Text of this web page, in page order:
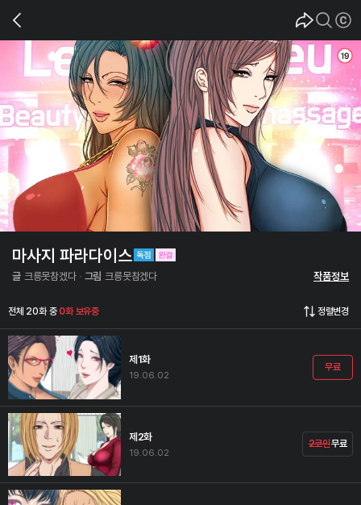
마사지 파라다이스
글 크릉못참겠다 그림 크릉못참겠다 작품정보
전체 20화 중 0화 보유중 정렬변경
제1화
19.06.02
무료
제2화
19.06.02
2코인무료